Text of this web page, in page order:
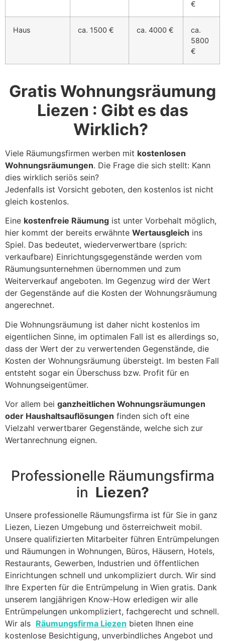
€
Haus ca. 1500 € ca. 4000 €
ca.
5800
€
Gratis Wohnungsräumung
Liezen : Gibt es das
Wirklich?
Viele Räumungsfirmen werben mit kostenlosen
Wohnungsräumungen. Die Frage die sich stellt: Kann
dies wirklich seriös sein?
Jedenfalls ist Vorsicht geboten, den kostenlos ist nicht
gleich kostenlos.
Eine kostenfreie Räumung ist unter Vorbehalt möglich,
hier kommt der bereits erwähnte Wertausgleich ins
Spiel. Das bedeutet, wiederverwertbare (sprich:
verkaufbare) Einrichtungsgegenstände werden vom
Räumungsunternehmen übernommen und zum
Weiterverkauf angeboten. Im Gegenzug wird der Wert
der Gegenstände auf die Kosten der Wohnungsräumung
angerechnet.
Die Wohnungsräumung ist daher nicht kostenlos im
eigentlichen Sinne, im optimalen Fall ist es allerdings so,
dass der Wert der zu verwertenden Gegenstände, die
Kosten der Wohnungsräumung übersteigt. Im besten Fall
entsteht sogar ein Überschuss bzw. Profit für en
Wohnungseigentümer.
Vor allem bei ganzheitlichen Wohnungsräumungen
oder Haushaltsauflösungen finden sich oft eine
Vielzahl verwertbarer Gegenstände, welche sich zur
Wertanrechnung eignen.
Professionelle Räumungsfirma
in Liezen?
Unsere professionelle Räumungsfirma ist für Sie in ganz
Liezen, Liezen Umgebung und österreichweit mobil.
Unsere qualifizierten Mitarbeiter führen Entrümpelungen
und Räumungen in Wohnungen, Büros, Häusern, Hotels,
Restaurants, Gewerben, Industrien und öffentlichen
Einrichtungen schnell und unkompliziert durch. Wir sind
Ihre Experten für die Entrümpelung in Wien gratis. Dank
unserem langjährigen Know-How erledigen wir alle
Entrümpelungen unkompliziert, fachgerecht und schnell.
Wir als Räumungsfirma Liezen bieten Ihnen eine
kostenlose Besichtigung, unverbindliches Angebot und